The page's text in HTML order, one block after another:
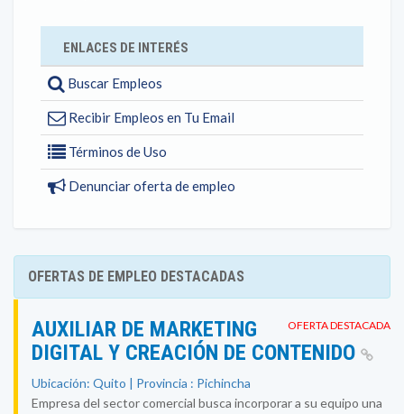
ENLACES DE INTERÉS
Buscar Empleos
Recibir Empleos en Tu Email
Términos de Uso
Denunciar oferta de empleo
OFERTAS DE EMPLEO DESTACADAS
OFERTA DESTACADA
AUXILIAR DE MARKETING
DIGITAL Y CREACIÓN DE CONTENIDO
Ubicación: Quito | Provincia : Pichincha
Empresa del sector comercial busca incorporar a su equipo una